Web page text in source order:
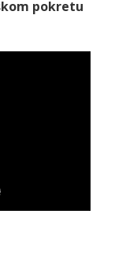
pokretu